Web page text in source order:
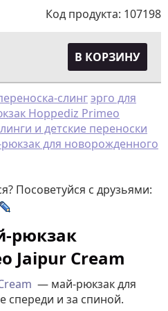
Код продукта: 107198
В КОРЗИНУ
слингэрго для
Hoppediz Primeo
и детские переноски
рюкзак для новорожденного
Посоветуйся с друзьями:
рюкзак
Jaipur Cream
— май-рюкзак для
спереди и за спиной.